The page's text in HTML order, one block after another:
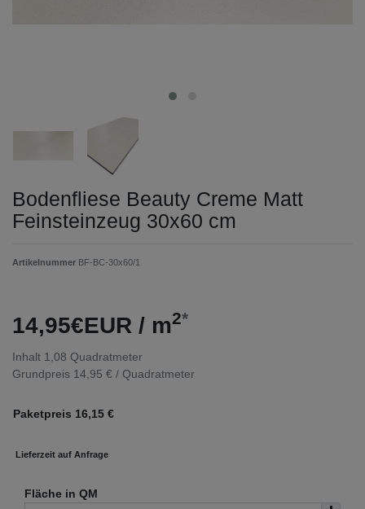
Bodenfliese Beauty Creme Matt
Feinsteinzeug 30x60 cm
Artikelnummer BF-BC-30x60/1
14,95€EUR / m2*
Inhalt 1,08 Quadratmeter
Grundpreis 14,95 € / Quadratmeter
Paketpreis 16,15 €
Lieferzeit auf Anfrage
Fläche in QM